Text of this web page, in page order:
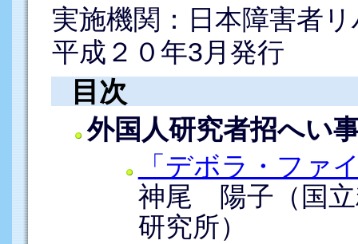
実施機関：日本障害者
平成２０年3月発行
目次
外国人研究者招へい
「デボラ・ファ
神尾 陽子（国立
研究所）